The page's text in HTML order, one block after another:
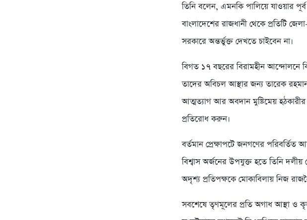
তিনি বলেন, এমনকি পালিয়ে যাওয়ার
বাংলাদেশের রাজধানী থেকে প্রতিটি
সরকারে অন্তর্ভুক্ত দেখতে চাইবেন না।
বিগত ১৭ বছরের বিরামহীন আন্দোলনে
তাদের অবিচল আস্থার জন্য তারেক
আত্মত্যাগ আর অবদান মুষ্টিমেয়
প্রতিরোধ করুন।
বর্তমান প্রেক্ষাপটে জনগণের
বিশ্বাস অর্জনের উপযুক্ত হতে তিনি দলীয়
অদৃশ্য প্রতিপক্ষকে মোকাবিলায় নিজ
সবশেষে তৃণমূলের প্রতি অগাধ আস্থা ও